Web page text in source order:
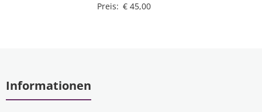
Preis: €45,00
Informationen